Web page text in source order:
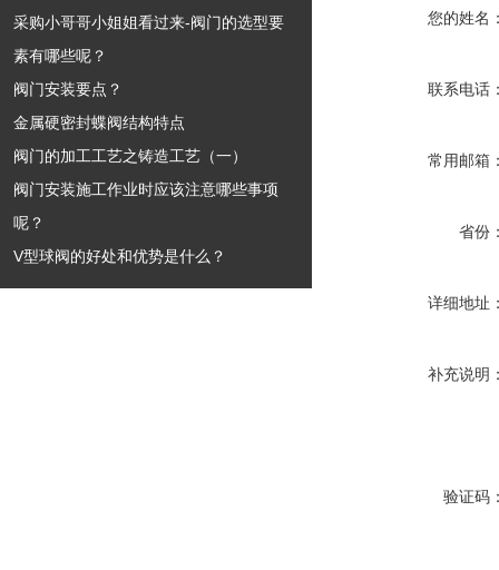
采购小哥哥小姐姐看过来-阀门的选型要
素有哪些呢？
阀门安装要点？
金属硬密封蝶阀结构特点
阀门的加工工艺之铸造工艺（一）
阀门安装施工作业时应该注意哪些事项
呢？
V型球阀的好处和优势是什么？
您的姓名
联系电话
常用邮箱
省份
详细地址
补充说明
验证码